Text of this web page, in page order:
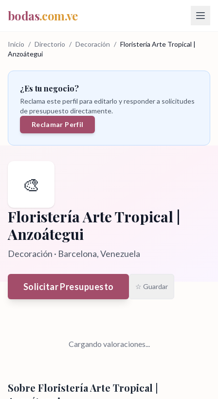
bodas.com.ve
Inicio / Directorio / Decoración / Floristería Arte Tropical |
Anzoátegui
¿Es tu negocio?
Reclama este perfil para editarlo y responder a solicitudes
de presupuesto directamente.
Reclamar Perfil
🎨
Floristería Arte Tropical |
Anzoátegui
Decoración · Barcelona, Venezuela
Solicitar Presupuesto ☆ Guardar
Cargando valoraciones...
Sobre Floristería Arte Tropical |